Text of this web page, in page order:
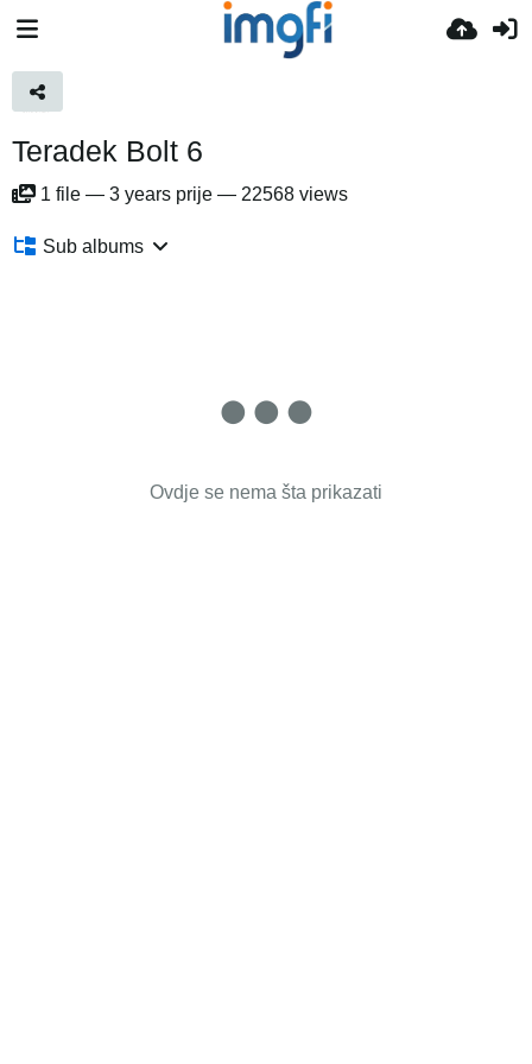
Teradek Bolt 6
1 file — 3 years prije — 22568 views
Sub albums
Ovdje se nema šta prikazati